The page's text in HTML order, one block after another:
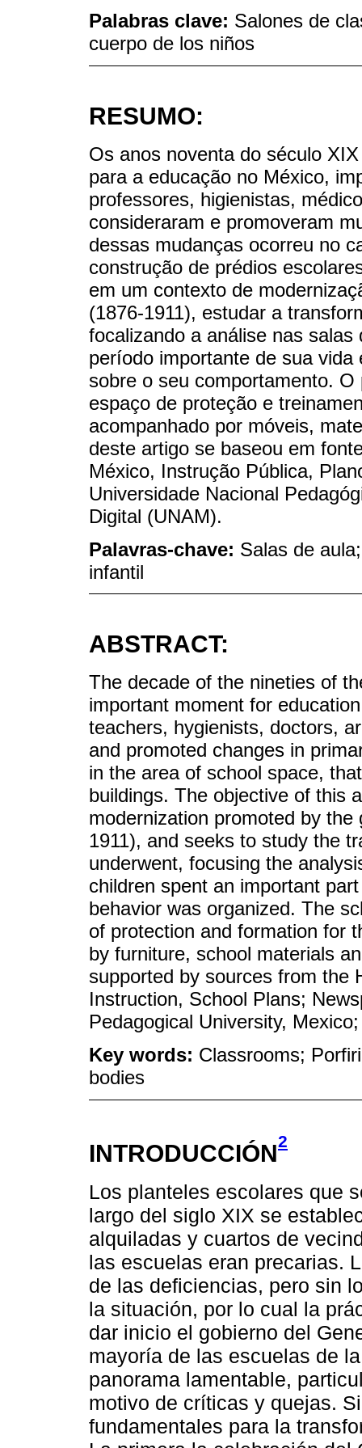
Palabras clave: Salones de
cuerpo de los niños
RESUMO:
Os anos noventa do século
para a educação no México,
professores, higienistas,
consideraram e promoveram
dessas mudanças ocorreu no
construção de prédios
em um contexto de
(1876-1911), estudar a
focalizando a análise nas
período importante de sua
sobre o seu comportamento.
espaço de proteção e
acompanhado por móveis,
deste artigo se baseou em
México, Instrução Pública,
Universidade Nacional
Digital (UNAM).
Palavras-chave: Salas de
infantil
ABSTRACT:
The decade of the nineties of
important moment for
teachers, hygienists, doctors,
and promoted changes in
in the area of school space,
buildings. The objective of this
modernization promoted by
1911), and seeks to study the
underwent, focusing the
children spent an important
behavior was organized. The
of protection and formation for
by furniture, school materials
supported by sources from the
Instruction, School Plans;
Pedagogical University,
Key words: Classrooms;
bodies
INTRODUCCIÓN2
Los planteles escolares que
largo del siglo XIX se
alquiladas y cuartos de
las escuelas eran precarias.
de las deficiencias, pero sin
la situación, por lo cual la
dar inicio el gobierno del
mayoría de las escuelas de
panorama lamentable,
motivo de críticas y quejas.
fundamentales para la